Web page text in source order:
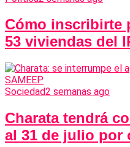
Cómo inscribirte
53 viviendas del
Sociedad2 semanas ago
Charata tendrá
al 31 de julio por